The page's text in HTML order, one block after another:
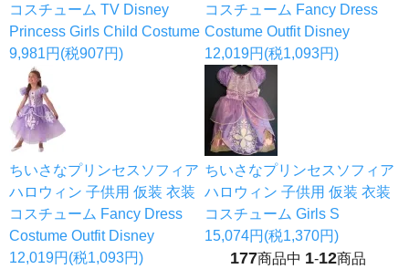
コスチューム TV Disney
Princess Girls Child Costume
9,981円(税907円)
コスチューム Fancy Dress
Costume Outfit Disney
12,019円(税1,093円)
ちいさなプリンセスソフィア
ハロウィン 子供用 仮装 衣装
コスチューム Fancy Dress
Costume Outfit Disney
12,019円(税1,093円)
ちいさなプリンセスソフィア
ハロウィン 子供用 仮装 衣装
コスチューム Girls S
15,074円(税1,370円)
177商品中 1-12商品